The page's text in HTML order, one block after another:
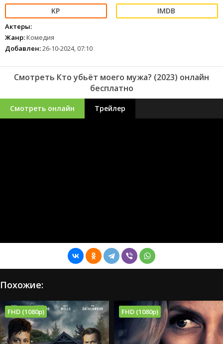
Актеры:
Жанр:Комедия
Добавлен:26-10-2024, 07:10
Смотреть Кто убьёт моего мужа? (2023) онлайн
бесплатно
Смотреть онлайн Трейлер
Похожие:
FHD (1080p) FHD (1080p)